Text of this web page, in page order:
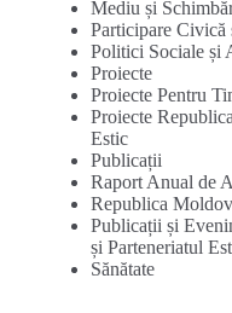
Mediu și
Participare Civică
Politici Sociale și
Proiecte
Proiecte Pentru
Proiecte
Estic
Publicații
Raport Anual de
Republica
Publicații și
și Parteneriatul
Sănătate